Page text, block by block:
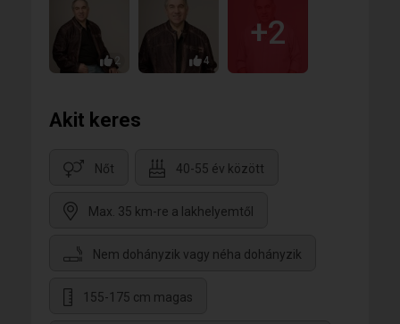
2 4
+2
Akit keres
Nőt 40-55 év között
Max. 35 km-re a lakhelyemtől
Nem dohányzik vagy néha dohányzik
155-175 cm magas